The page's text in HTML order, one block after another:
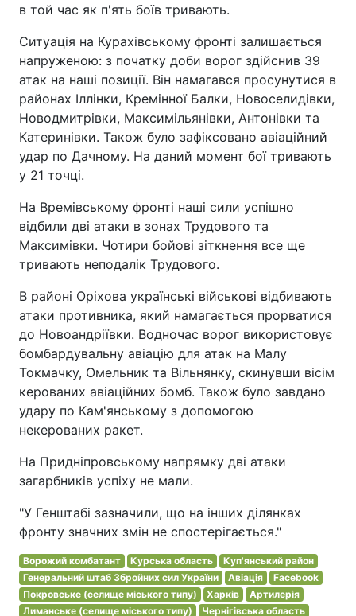
в той час як п'ять боїв тривають.
Ситуація на Курахівському фронті залишається
напруженою: з початку доби ворог здійснив 39
атак на наші позиції. Він намагався просунутися в
районах Іллінки, Кремінної Балки, Новоселидівки,
Новодмитрівки, Максимільянівки, Антонівки та
Катеринівки. Також було зафіксовано авіаційний
удар по Дачному. На даний момент бої тривають
у 21 точці.
На Времівському фронті наші сили успішно
відбили дві атаки в зонах Трудового та
Максимівки. Чотири бойові зіткнення все ще
тривають неподалік Трудового.
В районі Оріхова українські військові відбивають
атаки противника, який намагається прорватися
до Новоандріївки. Водночас ворог використовує
бомбардувальну авіацію для атак на Малу
Токмачку, Омельник та Вільнянку, скинувши вісім
керованих авіаційних бомб. Також було завдано
удару по Кам'янському з допомогою
некерованих ракет.
На Придніпровському напрямку дві атаки
загарбників успіху не мали.
"У Генштабі зазначили, що на інших ділянках
фронту значних змін не спостерігається."
Ворожий комбатант Курська область
Куп'янський район
Генеральний штаб Збройних сил України
Авіація
Facebook
Покровське (селище міського типу)
Харків
Артилерія
Лиманське (селище міського типу)
Чернігівська область